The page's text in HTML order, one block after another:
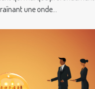
une onde...